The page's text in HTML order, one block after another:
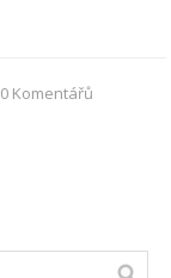
0 Komentářů